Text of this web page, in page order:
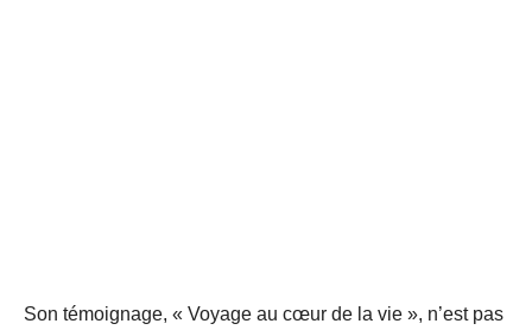
Son témoignage, « Voyage au cœur de la vie », n’est pas